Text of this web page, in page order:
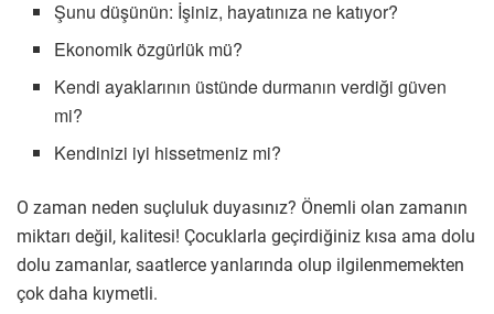
Şunu düşünün: İşiniz, hayatınıza ne katıyor?
Ekonomik özgürlük mü?
Kendi ayaklarının üstünde durmanın verdiği güven
mi?
Kendinizi iyi hissetmeniz mi?
O zaman neden suçluluk duyasınız? Önemli olan zamanın
miktarı değil, kalitesi! Çocuklarla geçirdiğiniz kısa ama dolu
dolu zamanlar, saatlerce yanlarında olup ilgilenmemekten
çok daha kıymetli.